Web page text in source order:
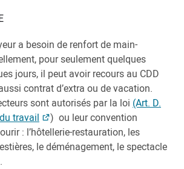
a besoin de renfort de main-
pour seulement quelques
jours, il peut avoir recours au CDD
contrat d’extra ou de vacation.
sont autorisés par la loi (Art. D.
travail
) ou leur convention
: l’hôtellerie-restauration, les
le déménagement, le spectacle